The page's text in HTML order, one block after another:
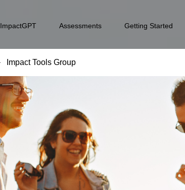
ImpactGPT Assessments Getting Started
Impact Tools Group